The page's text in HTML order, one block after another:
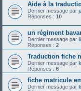
Aide à la
Dernier message par
Réponses : 10
un régiment
Dernier message par
Réponses : 2
Traduction fiche
Dernier message par
Réponses : 6
fiche matricule
Dernier message par